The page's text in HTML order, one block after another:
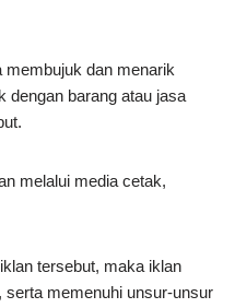
membujuk dan menarik
dengan barang atau jasa
melalui media cetak,
tersebut, maka iklan
memenuhi unsur-unsur